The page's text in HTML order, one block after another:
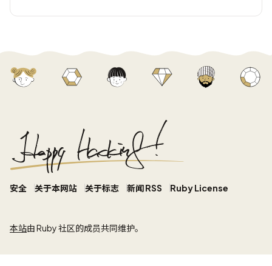
安全 关于本网站 关于标志 新闻 RSS Ruby License
本站由 Ruby 社区的成员共同维护。